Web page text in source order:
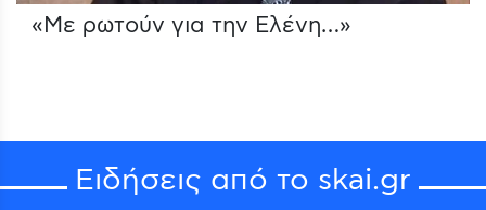
«Με ρωτούν για την Ελένη…»
Ειδήσεις από το skai.gr